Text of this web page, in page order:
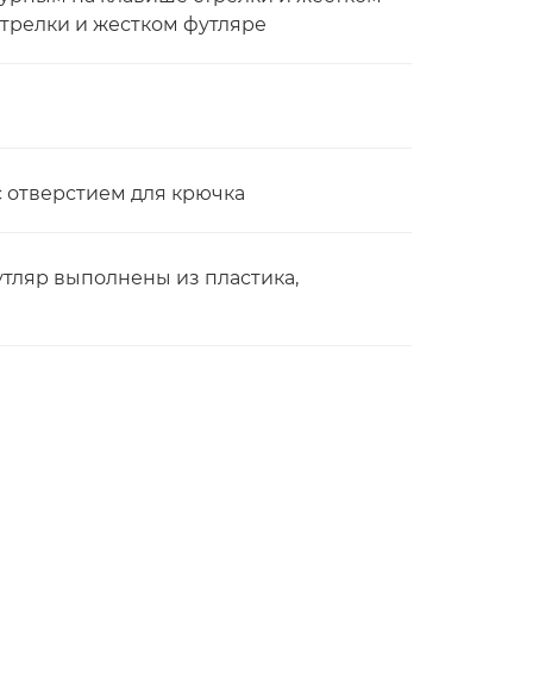
и жестком футляре
отверстием для крючка
выполнены из пластика,